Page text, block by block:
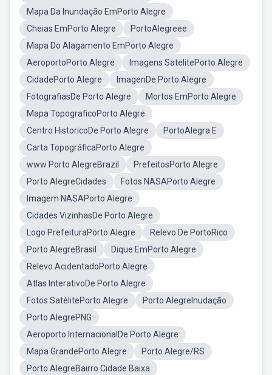
Mapa Da Inundação EmPorto Alegre
Cheias EmPorto Alegre
PortoAlegreee
Mapa Do Alagamento EmPorto Alegre
AeroportoPorto Alegre
Imagens SatelitePorto Alegre
CidadePorto Alegre
ImagenDe Porto Alegre
FotografiasDe Porto Alegre
Mortos EmPorto Alegre
Mapa TopograficoPorto Alegre
Centro HistoricoDe Porto Alegre
PortoAlegra E
Carta TopográficaPorto Alegre
www Porto AlegreBrazil
PrefeitosPorto Alegre
Porto AlegreCidades
Fotos NASAPorto Alegre
Imagem NASAPorto Alegre
Cidades VizinhasDe Porto Alegre
Logo PrefeituraPorto Alegre
Relevo De PortoRico
Porto AlegreBrasil
Dique EmPorto Alegre
Relevo AcidentadoPorto Alegre
Atlas InterativoDe Porto Alegre
Fotos SatélitePorto Alegre
Porto AlegreInudação
Porto AlegrePNG
Aeroporto InternacionalDe Porto Alegre
Mapa GrandePorto Alegre
Porto Alegre/RS
Porto AlegreBairro Cidade Baixa